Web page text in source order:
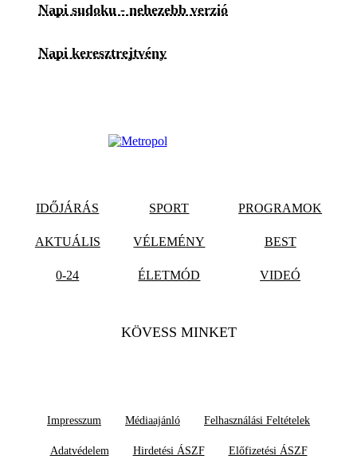
Napi sudoku - nehezebb verzió
Napi keresztrejtvény
IDŐJÁRÁS SPORT PROGRAMOK
AKTUÁLIS VÉLEMÉNY BEST
0-24 ÉLETMÓD VIDEÓ
KÖVESS MINKET
Impresszum Médiaajánló Felhasználási Feltételek
Adatvédelem Hirdetési ÁSZF Előfizetési ÁSZF